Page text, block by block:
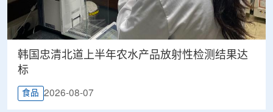
韩国忠清北道上半年农水产品放射性检测结果达
标
食品 2026-08-07